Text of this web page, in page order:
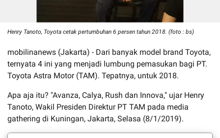
Henry Tanoto, Toyota cetak pertumbuhan 6 persen tahun 2018. (foto : bs)
mobilinanews (Jakarta) - Dari banyak model brand Toyota,
ternyata 4 ini yang menjadi lumbung pemasukan bagi PT.
Toyota Astra Motor (TAM). Tepatnya, untuk 2018.
Apa aja itu? "Avanza, Calya, Rush dan Innova," ujar Henry
Tanoto, Wakil Presiden Direktur PT TAM pada media
gathering di Kuningan, Jakarta, Selasa (8/1/2019).